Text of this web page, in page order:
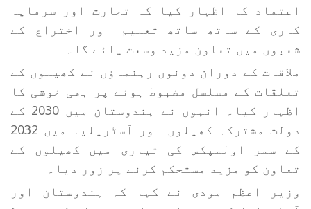
اعتماد کا اظہار کیا کہ تجارت اور سرمایہ
کاری کے ساتھ ساتھ تعلیم اور اختراع کے
شعبوں میں تعاون مزید وسعت پائے گا۔
ملاقات کے دوران دونوں رہنماؤں نے کھیلوں کے
تعلقات کے مسلسل مضبوط ہونے پر بھی خوشی کا
اظہار کیا۔ انہوں نے ہندوستان میں 2030 کے
دولت مشترکہ کھیلوں اور آسٹریلیا میں 2032
کے سمر اولمپکس کی تیاری میں کھیلوں کے
تعاون کو مزید مستحکم کرنے پر زور دیا۔
وزیر اعظم مودی نے کہا کہ ہندوستان اور